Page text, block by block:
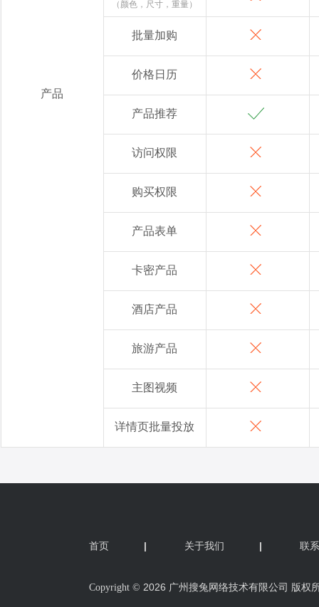
首页 | 关于我们 | 联
Copyright © 2026 广州搜兔网络技术有限公司 版权